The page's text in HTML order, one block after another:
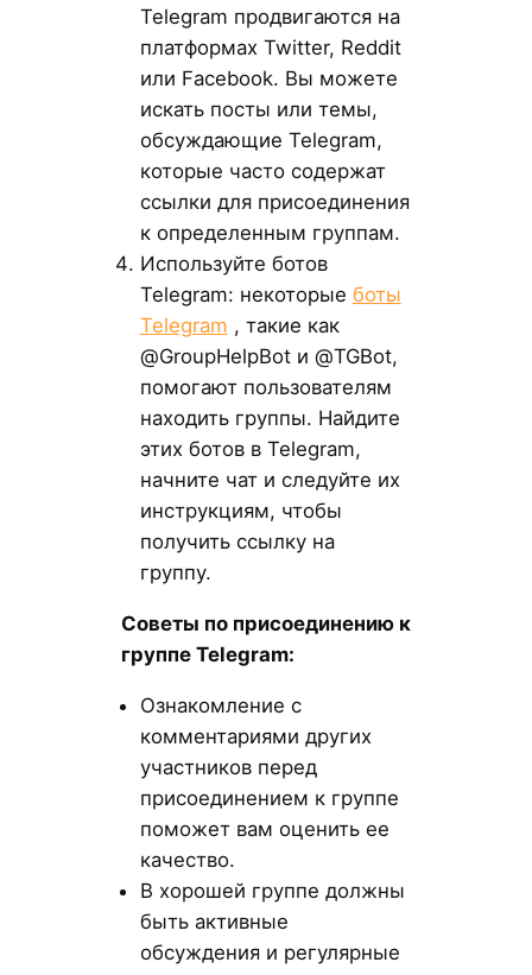
Telegram продвигаются на
платформах Twitter, Reddit
или Facebook. Вы можете
искать посты или темы,
обсуждающие Telegram,
которые часто содержат
ссылки для присоединения
к определенным группам.
Используйте ботов
Telegram: некоторые боты
Telegram , такие как
@GroupHelpBot и @TGBot,
помогают пользователям
находить группы. Найдите
этих ботов в Telegram,
начните чат и следуйте их
инструкциям, чтобы
получить ссылку на
группу.
Советы по присоединению к
группе Telegram:
Ознакомление с
комментариями других
участников перед
присоединением к группе
поможет вам оценить ее
качество.
В хорошей группе должны
быть активные
обсуждения и регулярные